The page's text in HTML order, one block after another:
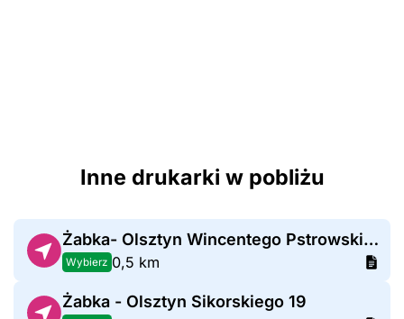
Inne drukarki w pobliżu
Żabka- Olsztyn Wincentego Pstrowskiego 7A
Wybierz 0,5 km
Żabka - Olsztyn Sikorskiego 19